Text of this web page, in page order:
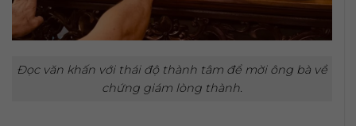
Đọc văn khấn với thái độ thành tâm để mời ông bà về
chứng giám lòng thành.